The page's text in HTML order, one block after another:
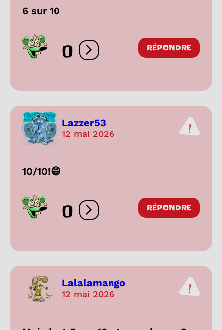
6 sur 10
0 Ouvrir les réactions
RÉPONDRE
Lazzer53
12 mai 2026
10/10!😁
0 Ouvrir les réactions
RÉPONDRE
Lalalamango
12 mai 2026